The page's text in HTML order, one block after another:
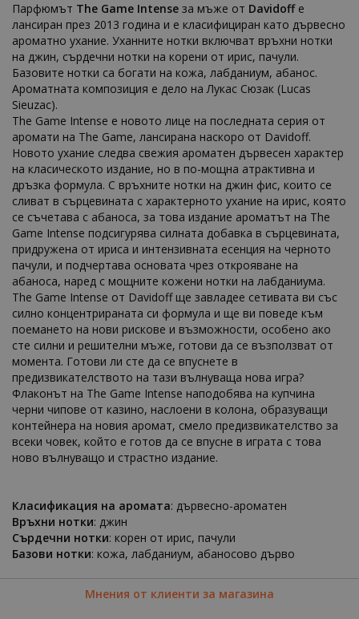
Парфюмът The Game Intense за мъже от Davidoffе
лансиран през 2013 година и е класифициран като дървесно
ароматно ухание. Уханните нотки включват връхни нотки
на джин, сърдечни нотки на корени от ирис, пачули.
Базовите нотки са богати на кожа, лабданиум, абанос.
Ароматната композиция е дело на Лукас Сюзак (Lucas
Sieuzac).
The Game Intense е новото лице на последната серия от
аромати на The Game, лансирана наскоро от Davidoff.
Новото ухание следва свежия ароматен дървесен характер
на класическото издание, но в по-мощна атрактивна и
дръзка формула. С връхните нотки на джин фис, които се
сливат в сърцевината с характерното ухание на ирис, която
се съчетава с абаноса, за това издание ароматът на The
Game Intense подсигурява силната добавка в сърцевината,
придружена от ириса и интензивната есенция на черното
пачули, и подчертава основата чрез открояване на
абаноса, наред с мощните кожени нотки на лабданиума.
The Game Intense от Davidoff ще завладее сетивата ви със
силно концентрираната си формула и ще ви поведе към
поемането на нови рискове и възможности, особено ако
сте силни и решителни мъже, готови да се възползват от
момента. Готови ли сте да се впуснете в
предизвикателството на тази вълнуваща нова игра?
Флаконът на The Game Intense наподобява на купчина
черни чипове от казино, наслоени в колона, образуващи
контейнера на новия аромат, смело предизвикателство за
всеки човек, който е готов да се впусне в играта с това
ново вълнуващо и страстно издание.
Класификация на аромата: дървесно-ароматен
Връхни нотки: джин
Сърдечни нотки: корен от ирис, пачули
Базови нотки: кожа, лабданиум, абаносово дърво
Мнения от клиенти за магазина